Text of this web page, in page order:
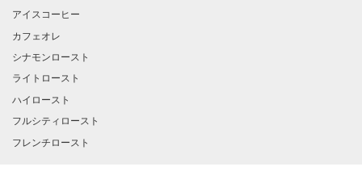
アイスコーヒー
カフェオレ
シナモンロースト
ライトロースト
ハイロースト
フルシティロースト
フレンチロースト